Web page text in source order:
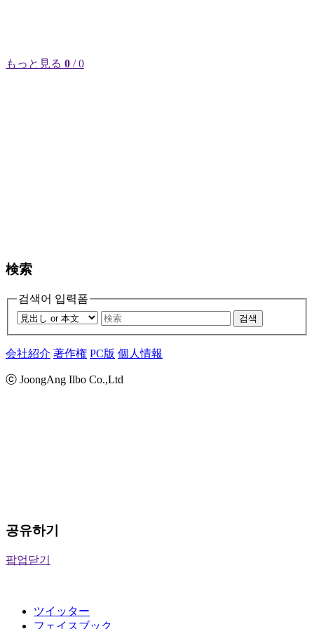
もっと見る 0 / 0
検索
검색어 입력폼
검색
会社紹介 著作権 PC版 個人情報
ⓒ JoongAng Ilbo Co.,Ltd
공유하기
팝업닫기
ツイッター
フェイスブック